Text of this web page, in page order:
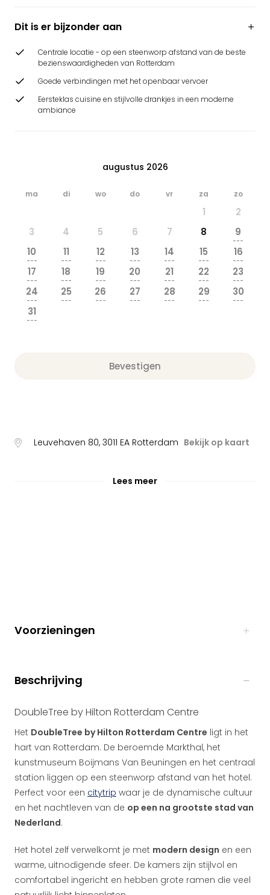
Dit is er bijzonder aan
Centrale locatie - op een steenworp afstand van de beste
bezienswaardigheden van Rotterdam
Goede verbindingen met het openbaar vervoer
Eersteklas cuisine en stijlvolle drankjes in een moderne
ambiance
augustus 2026
ma di wo do vr za zo
1
2
3
4 5 6 7 8 9
---
10
---
11
---
12
---
13
---
14
---
15
---
16
---
17
---
18
---
19
---
20
---
21
---
22
---
23
---
24
---
25
---
26
---
27
---
28
---
29
---
30
---
31
---
Bevestigen
Leuvehaven 80, 3011 EA Rotterdam Bekijk op kaart
Lees meer
Voorzieningen
Beschrijving
DoubleTree by Hilton Rotterdam Centre
Het DoubleTree by Hilton Rotterdam Centre ligt in het
hart van Rotterdam. De beroemde Markthal, het
kunstmuseum Boijmans Van Beuningen en het centraal
station liggen op een steenworp afstand van het hotel.
Perfect voor een citytrip waar je de dynamische cultuur
en het nachtleven van de op een na grootste stad van
Nederland.
Het hotel zelf verwelkomt je met modern design en een
warme, uitnodigende sfeer. De kamers zijn stijlvol en
comfortabel ingericht en hebben grote ramen die veel